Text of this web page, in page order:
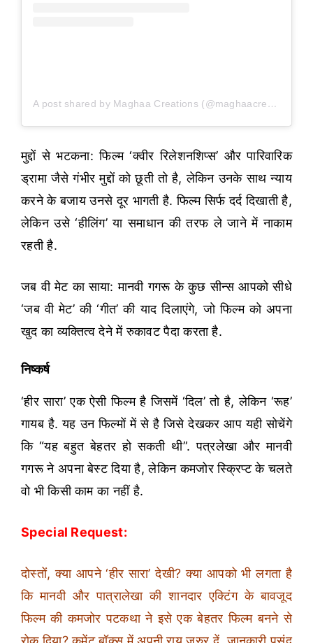
A post shared by Maghaa Creations (@maghaacreationsofficial)
मुद्दों से भटकना: फिल्म ‘क्वीर रिलेशनशिप्स’ और पारिवारिक
ड्रामा जैसे गंभीर मुद्दों को छूती तो है, लेकिन उनके साथ न्याय
करने के बजाय उनसे दूर भागती है. फिल्म सिर्फ दर्द दिखाती है,
लेकिन उसे ‘हीलिंग’ या समाधान की तरफ ले जाने में नाकाम
रहती है.
जब वी मेट का साया: मानवी गगरू के कुछ सीन्स आपको सीधे
‘जब वी मेट’ की ‘गीत’ की याद दिलाएंगे, जो फिल्म को अपना
खुद का व्यक्तित्व देने में रुकावट पैदा करता है.
निष्कर्ष
‘हीर सारा’ एक ऐसी फिल्म है जिसमें ‘दिल’ तो है, लेकिन ‘रूह’
गायब है. यह उन फिल्मों में से है जिसे देखकर आप यही सोचेंगे
कि “यह बहुत बेहतर हो सकती थी”. पत्रलेखा और मानवी
गगरू ने अपना बेस्ट दिया है, लेकिन कमजोर स्क्रिप्ट के चलते
वो भी किसी काम का नहीं है.
Special Request:
दोस्तों, क्या आपने ‘हीर सारा’ देखी? क्या आपको भी लगता है
कि मानवी और पात्रालेखा की शानदार एक्टिंग के बावजूद
फिल्म की कमजोर पटकथा ने इसे एक बेहतर फिल्म बनने से